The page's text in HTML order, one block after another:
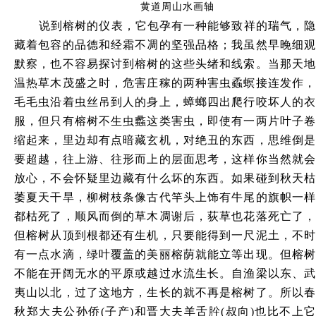
黄道周山水画轴
说到榕树的仪表，它包孕有一种能够致祥的瑞气，隐
藏着包容的品德和经霜不凋的坚强品格；我虽然早晚细观
默察，也不容易探讨到榕树的这些头绪和线索。当那天地
温热草木茂盛之时，危害庄稼的两种害虫蟊螟接连发作，
毛毛虫沿着虫丝吊到人的身上，蟑螂四出爬行咬坏人的衣
服，但只有榕树不生虫蠡这类害虫，即使有一两片叶子卷
缩起来，里边却有点暗藏玄机，对绝丑的东西，思维倒是
要超越，往上游、往形而上的层面思考，这样你当然就会
放心，不会怀疑里边藏有什么坏的东西。如果碰到秋天枯
萎夏天干旱，柳树枝条像古代竿头上饰有牛尾的旗帜一样
都枯死了，顺风而倒的草木凋谢后，荻草也花落死亡了，
但榕树从顶到根都还有生机，只要能得到一尺泥土，不时
有一点水滴，绿叶覆盖的美丽榕荫就能立等出现。但榕树
不能在开阔无水的平原或越过水流生长。自渔梁以东、武
夷山以北，过了这地方，生长的就不再是榕树了。所以春
秋郑大夫公孙侨(子产)和晋大夫羊舌肸(叔向)也比不上它